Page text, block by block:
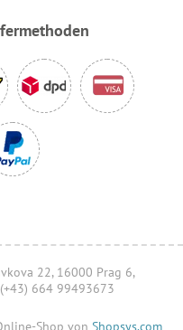
22, 16000 Prag 6,
664 99493673
Shop von Shopsys.com